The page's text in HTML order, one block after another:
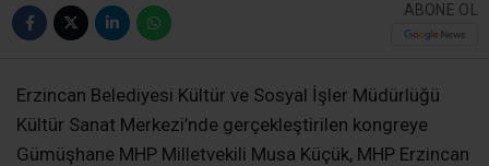
ABONE OL
Erzincan Belediyesi Kültür ve Sosyal İşler Müdürlüğü
Kültür Sanat Merkezi’nde gerçekleştirilen kongreye
Gümüşhane MHP Milletvekili Musa Küçük, MHP Erzincan